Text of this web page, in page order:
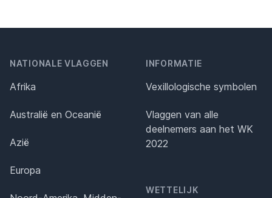
NATIONALE VLAGGEN
Afrika
Australië en Oceanië
Azië
Europa
INFORMATIE
Vexillologische symbolen
Vlaggen van alle
deelnemers aan het WK
2022
WETTELIJK